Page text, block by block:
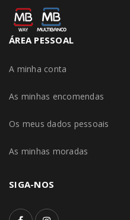
ÁREA PESSOAL
A minha conta
As minhas encomendas
Os meus dados pessoais
As minhas moradas
SIGA-NOS